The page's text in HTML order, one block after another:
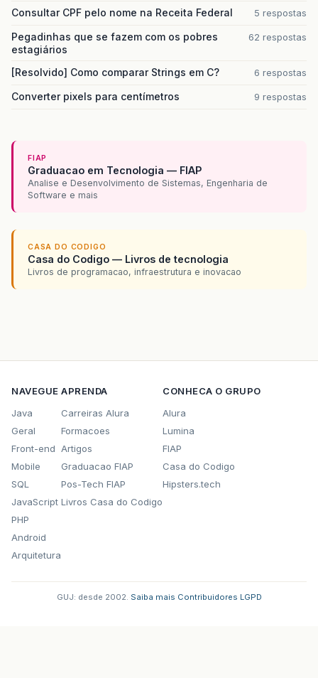
Consultar CPF pelo nome na Receita Federal 5 respostas
Pegadinhas que se fazem com os pobres
estagiários
62 respostas
[Resolvido] Como comparar Strings em C? 6 respostas
Converter pixels para centímetros 9 respostas
FIAP
Graduacao em Tecnologia — FIAP
Analise e Desenvolvimento de Sistemas, Engenharia de
Software e mais
CASA DO CODIGO
Casa do Codigo — Livros de tecnologia
Livros de programacao, infraestrutura e inovacao
NAVEGUE
Java
Geral
Front-end
Mobile
SQL
JavaScript
PHP
Android
Arquitetura
APRENDA
Carreiras Alura
Formacoes
Artigos
Graduacao FIAP
Pos-Tech FIAP
Livros Casa do Codigo
CONHECA O GRUPO
Alura
Lumina
FIAP
Casa do Codigo
Hipsters.tech
GUJ: desde 2002. Saiba mais Contribuidores LGPD